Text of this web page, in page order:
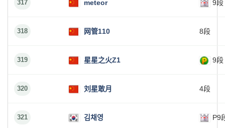
317 meteor 9段
318 网管110 8段
319 星星之火Z1 9段
320 刘星敢月 4段
321 김채영 P9